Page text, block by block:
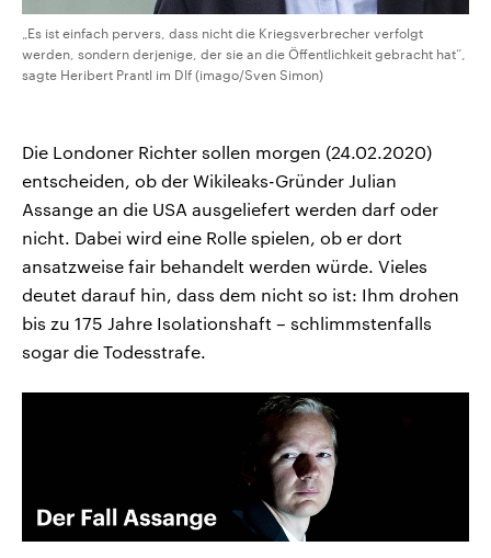
„Es ist einfach pervers, dass nicht die Kriegsverbrecher verfolgt
werden, sondern derjenige, der sie an die Öffentlichkeit gebracht hat“,
sagte Heribert Prantl im Dlf (imago/Sven Simon)
Die Londoner Richter sollen morgen (24.02.2020)
entscheiden, ob der Wikileaks-Gründer Julian
Assange an die USA ausgeliefert werden darf oder
nicht. Dabei wird eine Rolle spielen, ob er dort
ansatzweise fair behandelt werden würde. Vieles
deutet darauf hin, dass dem nicht so ist: Ihm drohen
bis zu 175 Jahre Isolationshaft – schlimmstenfalls
sogar die Todesstrafe.